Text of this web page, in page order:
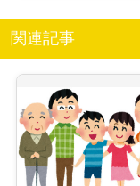
関連記事